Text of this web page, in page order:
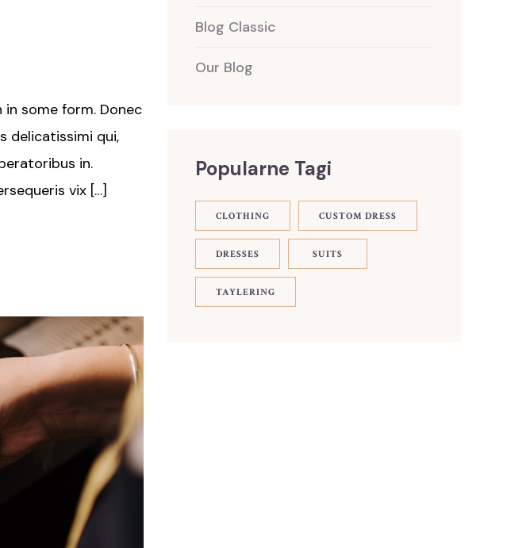
some form. Donec
delicatissimi qui,
in.
vix […]
Blog Classic
Our Blog
Popularne Tagi
CLOTHING CUSTOM DRESS
DRESSES SUITS
TAYLERING